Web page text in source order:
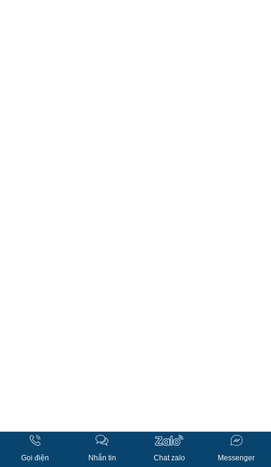
Gọi điện Nhắn tin Chat zalo Messenger